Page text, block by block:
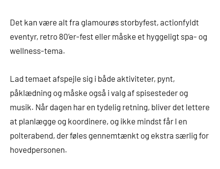
Det kan være alt fra glamourøs storbyfest, actionfyldt
eventyr, retro 80’er-fest eller måske et hyggeligt spa- og
wellness-tema.
Lad temaet afspejle sig i både aktiviteter, pynt,
påklædning og måske også i valg af spisesteder og
musik. Når dagen har en tydelig retning, bliver det lettere
at planlægge og koordinere, og ikke mindst får I en
polterabend, der føles gennemtænkt og ekstra særlig for
hovedpersonen.